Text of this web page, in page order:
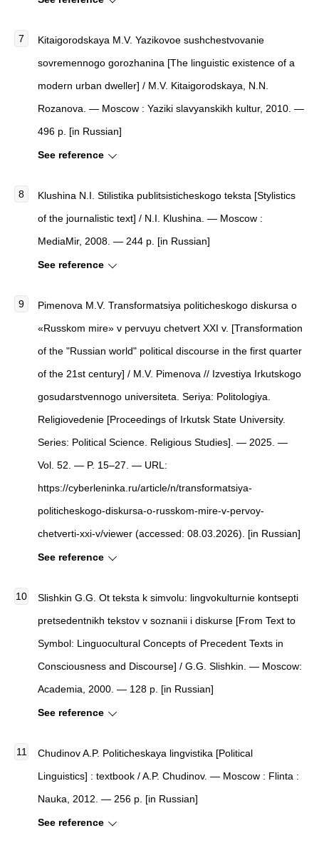
Kitaigorodskaya M.V. Yazikovoe sushchestvovanie
sovremennogo gorozhanina [The linguistic existence of a
modern urban dweller] / M.V. Kitaigorodskaya, N.N.
Rozanova. — Moscow : Yaziki slavyanskikh kultur, 2010. —
496 p. [in Russian]
See reference
Klushina N.I. Stilistika publitsisticheskogo teksta [Stylistics
of the journalistic text] / N.I. Klushina. — Moscow :
MediaMir, 2008. — 244 p. [in Russian]
See reference
Pimenova M.V. Transformatsiya politicheskogo diskursa o
«Russkom mire» v pervuyu chetvert XXI v. [Transformation
of the "Russian world" political discourse in the first quarter
of the 21st century] / M.V. Pimenova // Izvestiya Irkutskogo
gosudarstvennogo universiteta. Seriya: Politologiya.
Religiovedenie [Proceedings of Irkutsk State University.
Series: Political Science. Religious Studies]. — 2025. —
Vol. 52. — P. 15–27. — URL:
https://cyberleninka.ru/article/n/transformatsiya-
politicheskogo-diskursa-o-russkom-mire-v-pervoy-
chetverti-xxi-v/viewer (accessed: 08.03.2026). [in Russian]
See reference
Slishkin G.G. Ot teksta k simvolu: lingvokulturnie kontsepti
pretsedentnikh tekstov v soznanii i diskurse [From Text to
Symbol: Linguocultural Concepts of Precedent Texts in
Consciousness and Discourse] / G.G. Slishkin. — Moscow:
Academia, 2000. — 128 p. [in Russian]
See reference
Chudinov A.P. Politicheskaya lingvistika [Political
Linguistics] : textbook / A.P. Chudinov. — Moscow : Flinta :
Nauka, 2012. — 256 p. [in Russian]
See reference